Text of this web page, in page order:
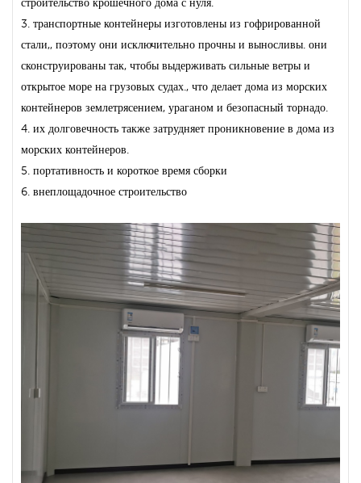
3. транспортные контейнеры изготовлены из гофрированной
стали,, поэтому они исключительно прочны и выносливы. они
сконструированы так, чтобы выдерживать сильные ветры и
открытое море на грузовых судах., что делает дома из морских
контейнеров землетрясением, ураганом и безопасный торнадо.
4. их долговечность также затрудняет проникновение в дома из
морских контейнеров.
5. портативность и короткое время сборки
6. внеплощадочное строительство